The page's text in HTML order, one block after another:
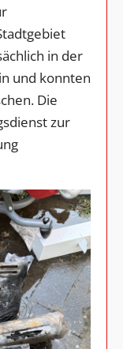
in der
und konnten
Die
zur